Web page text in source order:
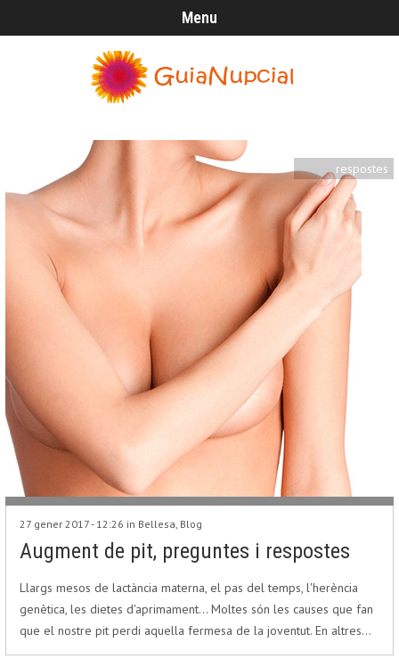
Menu
respostes
27 gener 2017 - 12:26 in Bellesa, Blog
Augment de pit, preguntes i respostes
Llargs mesos de lactància materna, el pas del temps, l'herència
genètica, les dietes d'aprimament... Moltes són les causes que fan
que el nostre pit perdi aquella fermesa de la joventut. En altres…